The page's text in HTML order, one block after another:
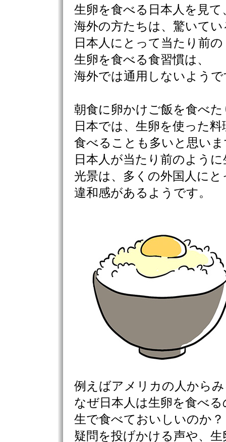
生卵を食べる日本人を見て
海外の方たちは、驚いて
日本人にとって当たり前の
生卵を食べる食習慣は、
海外では通用しないようで
朝食に卵かけご飯を食べた
日本では、生卵を使った
食べることも多いと思い
日本人が当たり前のよう
光景は、多くの外国人にと
違和感があるようです。
例えばアメリカの人から
なぜ日本人は生卵を食べる
生で食べておいしいのか
疑問を投げかける声や、